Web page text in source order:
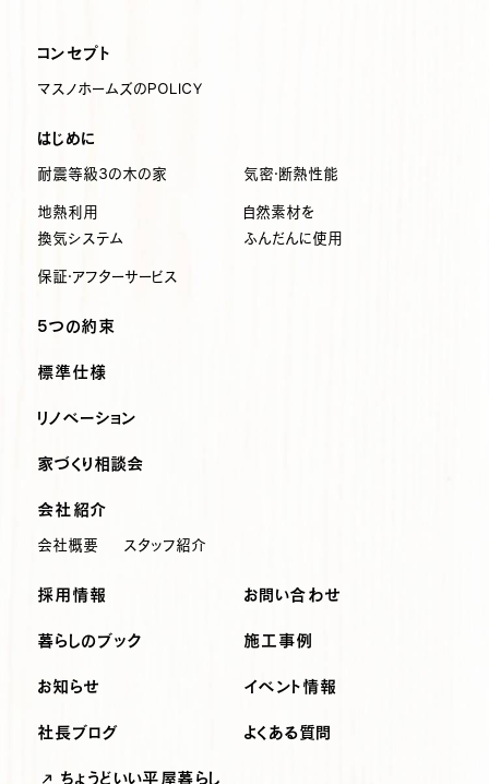
コンセプト
マスノホームズのPOLICY
はじめに
耐震等級3の木の家 気密・断熱性能
地熱利用
換気システム
自然素材を
ふんだんに使用
保証・アフターサービス
5つの約束
標準仕様
リノベーション
家づくり相談会
会社紹介
会社概要 スタッフ紹介
採用情報 お問い合わせ
暮らしのブック 施工事例
お知らせ
社長ブログ
イベント情報
よくある質問
ちょうどいい平屋暮らし